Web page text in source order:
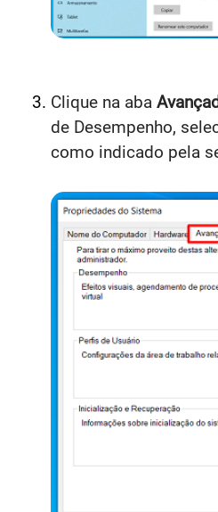
Clique na aba
de Desempenho,
como indicado pela